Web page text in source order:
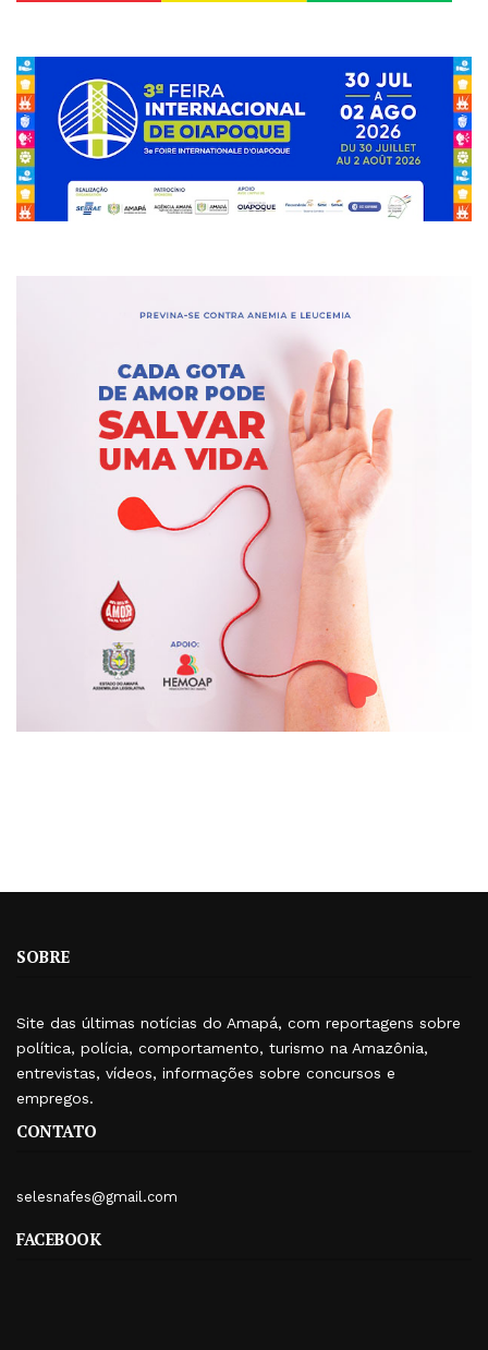
SOBRE
Site das últimas notícias do Amapá, com reportagens sobre
política, polícia, comportamento, turismo na Amazônia,
entrevistas, vídeos, informações sobre concursos e
empregos.
CONTATO
selesnafes@gmail.com
FACEBOOK